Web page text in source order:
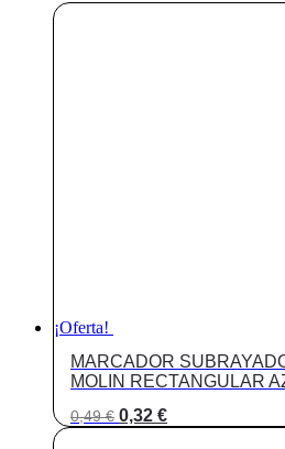
¡Oferta!
MARCADOR
MOLIN RECTANGULAR
0,49€ El
precio
0,32 €El
precio